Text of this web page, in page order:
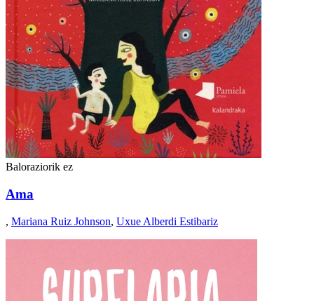
Baloraziorik ez
Ama
, Mariana Ruiz Johnson, Uxue Alberdi Estibariz